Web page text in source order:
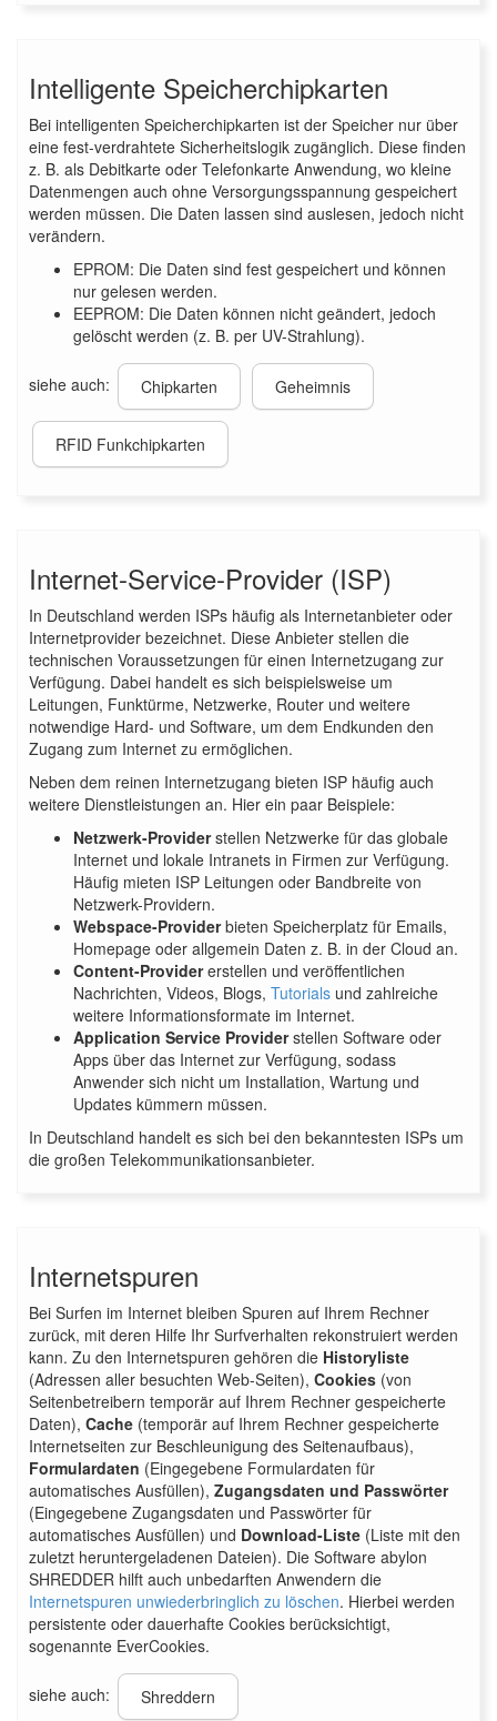
Intelligente Speicherchipkarten
Bei intelligenten Speicherchipkarten ist der Speicher nur über
eine fest-verdrahtete Sicherheitslogik zugänglich. Diese finden
z. B. als Debitkarte oder Telefonkarte Anwendung, wo kleine
Datenmengen auch ohne Versorgungsspannung gespeichert
werden müssen. Die Daten lassen sind auslesen, jedoch nicht
verändern.
EPROM: Die Daten sind fest gespeichert und können
nur gelesen werden.
EEPROM: Die Daten können nicht geändert, jedoch
gelöscht werden (z. B. per UV-Strahlung).
siehe auch: Chipkarten Geheimnis
RFID Funkchipkarten
Internet-Service-Provider (ISP)
In Deutschland werden ISPs häufig als Internetanbieter oder
Internetprovider bezeichnet. Diese Anbieter stellen die
technischen Voraussetzungen für einen Internetzugang zur
Verfügung. Dabei handelt es sich beispielsweise um
Leitungen, Funktürme, Netzwerke, Router und weitere
notwendige Hard- und Software, um dem Endkunden den
Zugang zum Internet zu ermöglichen.
Neben dem reinen Internetzugang bieten ISP häufig auch
weitere Dienstleistungen an. Hier ein paar Beispiele:
Netzwerk-Providerstellen Netzwerke für das globale
Internet und lokale Intranets in Firmen zur Verfügung.
Häufig mieten ISP Leitungen oder Bandbreite von
Netzwerk-Providern.
Webspace-Providerbieten Speicherplatz für Emails,
Homepage oder allgemein Daten z. B. in der Cloud an.
Content-Providererstellen und veröffentlichen
Nachrichten, Videos, Blogs, Tutorials und zahlreiche
weitere Informationsformate im Internet.
Application Service Providerstellen Software oder
Apps über das Internet zur Verfügung, sodass
Anwender sich nicht um Installation, Wartung und
Updates kümmern müssen.
In Deutschland handelt es sich bei den bekanntesten ISPs um
die großen Telekommunikationsanbieter.
Internetspuren
Bei Surfen im Internet bleiben Spuren auf Ihrem Rechner
zurück, mit deren Hilfe Ihr Surfverhalten rekonstruiert werden
kann. Zu den Internetspuren gehören die Historyliste
(Adressen aller besuchten Web-Seiten), Cookies (von
Seitenbetreibern temporär auf Ihrem Rechner gespeicherte
Daten), Cache (temporär auf Ihrem Rechner gespeicherte
Internetseiten zur Beschleunigung des Seitenaufbaus),
Formulardaten (Eingegebene Formulardaten für
automatisches Ausfüllen), Zugangsdaten und Passwörter
(Eingegebene Zugangsdaten und Passwörter für
automatisches Ausfüllen) und Download-Liste (Liste mit den
zuletzt heruntergeladenen Dateien). Die Software abylon
SHREDDER hilft auch unbedarften Anwendern die
Internetspuren unwiederbringlich zu löschen. Hierbei werden
persistente oder dauerhafte Cookies berücksichtigt,
sogenannte EverCookies.
siehe auch: Shreddern